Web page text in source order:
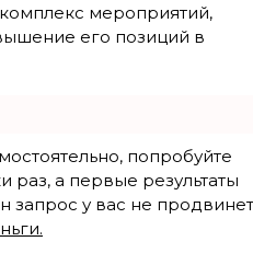
мероприятий,
его позиций в
попробуйте
раз, а первые результаты
запрос у вас не